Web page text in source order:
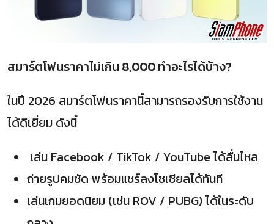
สมาร์ตโฟนราคาไม่เกิน 8,000 ทำอะไรได้บ้าง?
ในปี 2026 สมาร์ตโฟนราคานี้สามารถรองรับการใช้งาน
ได้ดีเยี่ยม ดังนี้
เล่น Facebook / TikTok / YouTube ได้ลื่นไหล
ถ่ายรูปคมชัด พร้อมแชร์ลงโซเชียลได้ทันที
เล่นเกมยอดนิยม (เช่น ROV / PUBG) ได้ในระดับ